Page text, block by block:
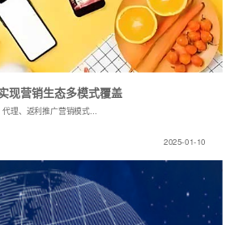
现营销生态多模式覆盖
理、返利推广营销模式...
2025-01-10